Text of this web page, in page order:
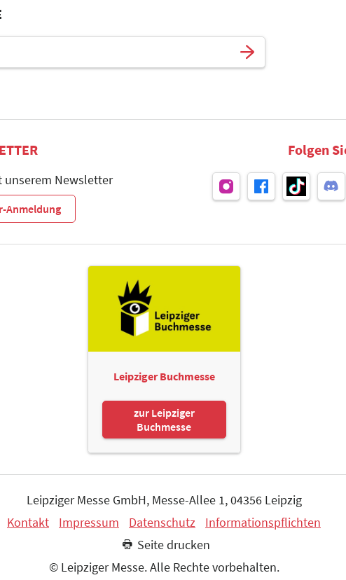
Newsletter
Anmeldung
Folgen
Leipziger Buchmesse
zur Leipziger
Buchmesse
Leipziger Messe GmbH, Messe-Allee 1, 04356 Leipzig
Kontakt
Impressum Datenschutz
Informationspflichten
Seite drucken
© Leipziger Messe. Alle Rechte vorbehalten.